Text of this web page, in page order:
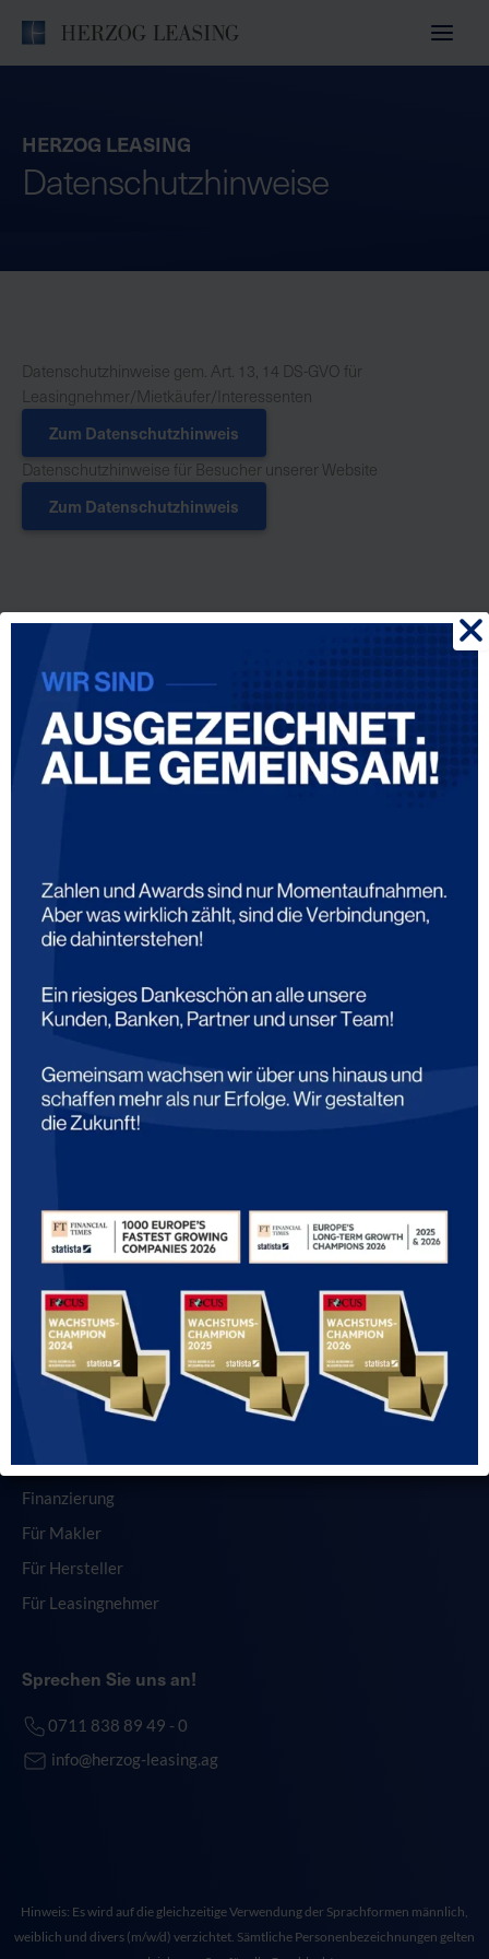
Inhalt
springen
HERZOG LEASING
Datenschutzhinweise
Datenschutzhinweise gem. Art. 13, 14 DS-GVO für
Leasingnehmer/Mietkäufer/Interessenten
Zum Datenschutzhinweis
Datenschutzhinweise für Besucher unserer Website
Zum Datenschutzhinweis
HERZOG LEASING AG
Germany
Über uns
Jobs & Karriere
AGB
Finanzierung
Für Makler
Für Hersteller
Für Leasingnehmer
Sprechen Sie uns an!
0711 838 89 49 - 0
info@herzog-leasing.ag
Hinweis: Es wird auf die gleichzeitige Verwendung der Sprachformen männlich,
weiblich und divers (m/w/d) verzichtet. Sämtliche Personenbezeichnungen gelten